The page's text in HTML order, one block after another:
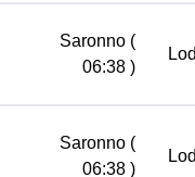
Saronno (
06:38 )
Saronno (
06:38 )